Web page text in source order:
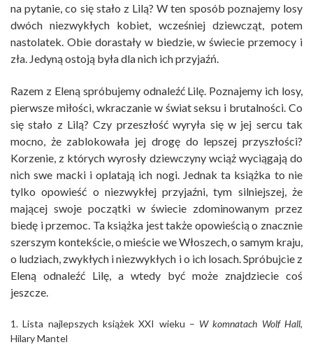
na pytanie, co się stało z Lilą? W ten sposób poznajemy losy
dwóch niezwykłych kobiet, wcześniej dziewcząt, potem
nastolatek. Obie dorastały w biedzie, w świecie przemocy i
zła. Jedyną ostoją była dla nich ich przyjaźń.
Razem z Eleną spróbujemy odnaleźć Lilę. Poznajemy ich losy,
pierwsze miłości, wkraczanie w świat seksu i brutalności. Co
się stało z Lilą? Czy przeszłość wyryła się w jej sercu tak
mocno, że zablokowała jej drogę do lepszej przyszłości?
Korzenie, z których wyrosły dziewczyny wciąż wyciągają do
nich swe macki i oplatają ich nogi. Jednak ta książka to nie
tylko opowieść o niezwykłej przyjaźni, tym silniejszej, że
mającej swoje początki w świecie zdominowanym przez
biedę i przemoc. Ta książka jest także opowieścią o znacznie
szerszym kontekście, o mieście we Włoszech, o samym kraju,
o ludziach, zwykłych i niezwykłych i o ich losach. Spróbujcie z
Eleną odnaleźć Lilę, a wtedy być może znajdziecie coś
jeszcze.
1. Lista najlepszych książek XXI wieku – W komnatach Wolf Hall,
Hilary Mantel